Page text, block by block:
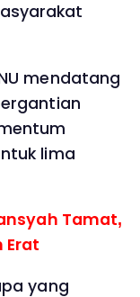
mendatang
lima
Tamat,
Erat
yang